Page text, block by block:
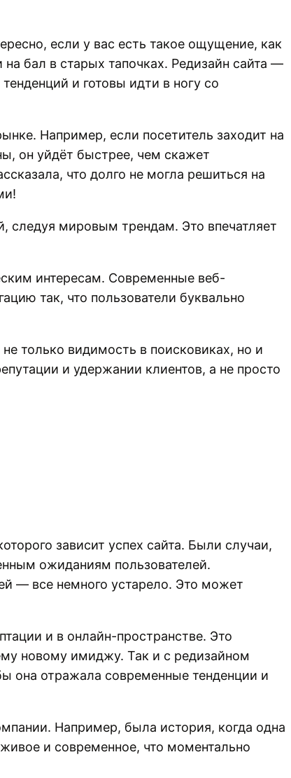
если у вас есть такое ощущение, как
бал в старых тапочках. Редизайн сайта —
и готовы идти в ногу со
Например, если посетитель заходит на
он уйдёт быстрее, чем скажет
что долго не могла решиться на
следуя мировым трендам. Это впечатляет
интересам. Современные веб-
так, что пользователи буквально
только видимость в поисковиках, но и
и удержании клиентов, а не просто
зависит успех сайта. Были случаи,
ожиданиям пользователей.
— все немного устарело. Это может
и в онлайн-пространстве. Это
новому имиджу. Так и с редизайном
она отражала современные тенденции и
Например, была история, когда одна
и современное, что моментально